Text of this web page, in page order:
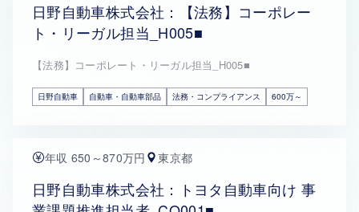
日野自動車株式会社：【法務】コーポレー
ト・リーガル担当_H005■
【法務】コーポレート・リーガル担当_H005■
日野自動車 自動車・自動車部品 法務・コンプライアンス 600万～
年収 650～870万円 東京都
日野自動車株式会社：トヨタ自動車向け 事